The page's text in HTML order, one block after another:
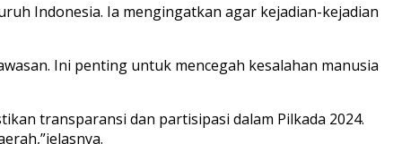
Indonesia. Ia mengingatkan agar kejadian-kejadian
Ini penting untuk mencegah kesalahan manusia
transparansi dan partisipasi dalam Pilkada 2024.